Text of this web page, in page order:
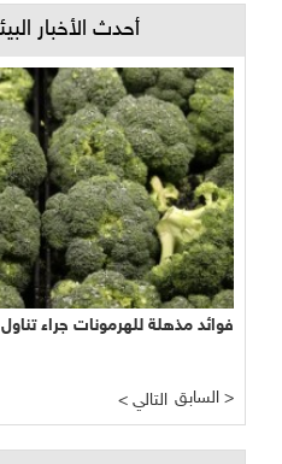
أحدث الأخبار
فوائد مذهلة للهرمونات جراء
< التالي السابق >